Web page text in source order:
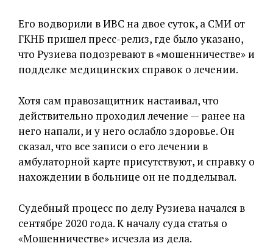
Его водворили в ИВС на двое суток, а СМИ от
ГКНБ пришел пресс-релиз, где было указано,
что Рузиева подозревают в «мошенничестве» и
подделке медицинских справок о лечении.
Хотя сам правозащитник настаивал, что
действительно проходил лечение — ранее на
него напали, и у него ослабло здоровье. Он
сказал, что все записи о его лечении в
амбулаторной карте присутствуют, и справку о
нахождении в больнице он не подделывал.
Судебный процесс по делу Рузиева начался в
сентябре 2020 года. К началу суда статья о
«Мошенничестве» исчезла из дела.